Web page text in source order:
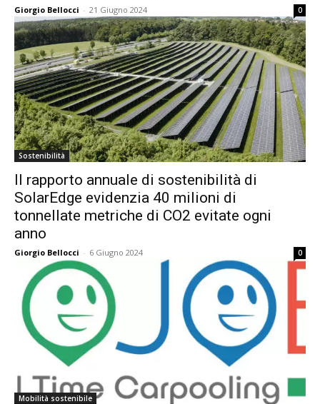
Giorgio Bellocci - 21 Giugno 2024 0
Sostenibilità
Il rapporto annuale di sostenibilità di
SolarEdge evidenzia 40 milioni di
tonnellate metriche di CO2 evitate ogni
anno
Giorgio Bellocci - 6 Giugno 2024 0
Mobilità sostenibile